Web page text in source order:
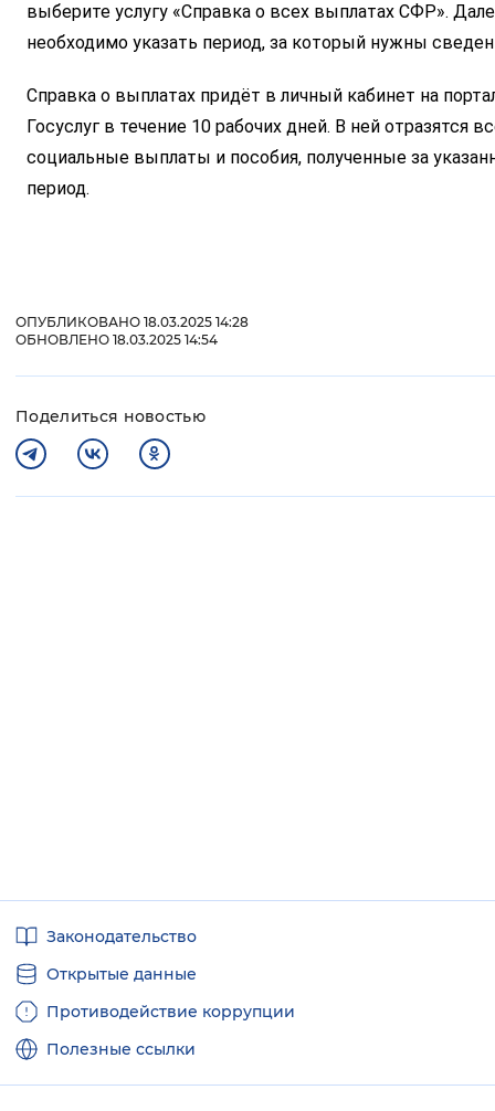
Звуковой ассистент
Вернуть стандартные настройки
выберите услугу «Справка о всех выплатах СФР».
необходимо указать период, за который нужны
Справка о выплатах придёт в личный кабинет на
Госуслуг в течение 10 рабочих дней. В ней отразятся
социальные выплаты и пособия, полученные за
период.
ОПУБЛИКОВАНО 18.03.2025 14:28
ОБНОВЛЕНО 18.03.2025 14:54
Поделиться новостью
ссылкиЗаконодательство
Открытые данные
Противодействие коррупции
Полезные ссылки